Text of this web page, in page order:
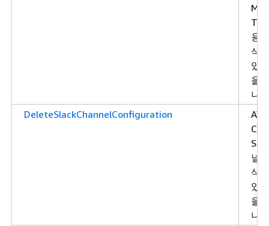
용
삭
있
을
니
DeleteSlackChannelConfiguration
널
삭
있
을
니